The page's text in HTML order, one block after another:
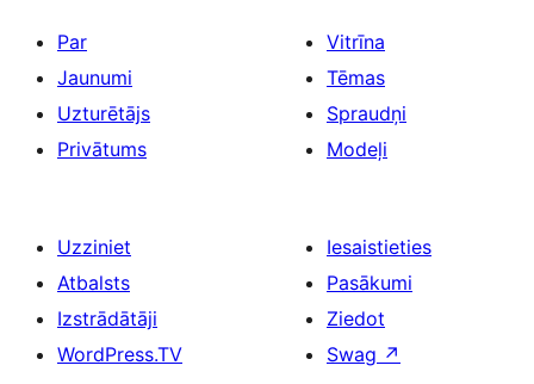
Par
Jaunumi
Uzturētājs
Privātums
Vitrīna
Tēmas
Spraudņi
Modeļi
Uzziniet
Atbalsts
Izstrādātāji
WordPress.TV
Iesaistieties
Pasākumi
Ziedot
Swag ↗